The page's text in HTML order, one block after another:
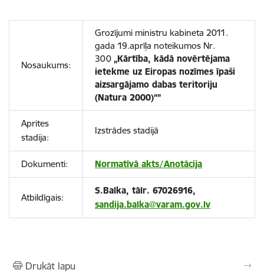
Nosaukums:
Grozījumi ministru kabineta 2011.
gada 19.aprīļa noteikumos Nr.
300 „Kārtība, kādā novērtējama
ietekme uz Eiropas nozīmes īpaši
aizsargājamo dabas teritoriju
(Natura 2000)””
Aprites
stadija:
Izstrādes stadijā
Dokumenti: Normatīvā akts/Anotācija
Atbildīgais:
S.Balka, tālr. 67026916,
sandija.balka@varam.gov.lv
Drukāt lapu